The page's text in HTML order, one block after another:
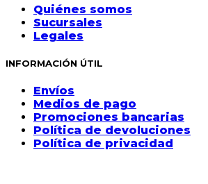
Quiénes somos
Sucursales
Legales
INFORMACIÓN ÚTIL
Envíos
Medios de pago
Promociones bancarias
Política de devoluciones
Política de privacidad